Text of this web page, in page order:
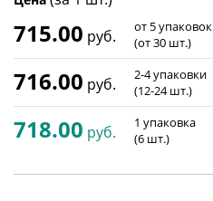
715.00 руб.
от 5 упаковок
(от 30 шт.)
716.00 руб.
2-4 упаковки
(12-24 шт.)
718.00 руб.
1 упаковка
(6 шт.)